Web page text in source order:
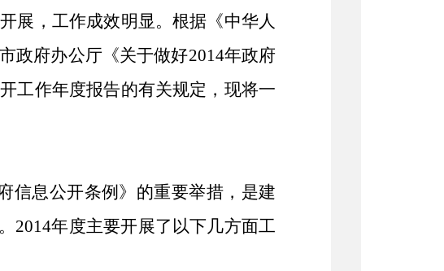
展，工作成效明显。根据《中华人
政府办公厅《关于做好2014年政府
工作年度报告的有关规定，现将一
信息公开条例》的重要举措，是建
2014年度主要开展了以下几方面工